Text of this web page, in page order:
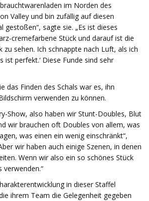
im Norden des
Valley und bin zufällig auf diesen
gestoßen“, sagte sie. „Es ist dieses
cremefarbene Stück und darauf ist die
zu sehen. Ich schnappte nach Luft, als ich
ist perfekt.‘ Diese Funde sind sehr
das Finden des Schals war es, ihn
verwenden zu können.
Show, also haben wir Stunt-Doubles, Blut
wir brauchen oft Doubles von allem, was
was einen ein wenig einschränkt“,
wir haben auch einige Szenen, in denen
Wenn wir also ein so schönes Stück
verwenden.“
in dieser Staffel
ihrem Team die Gelegenheit gegeben